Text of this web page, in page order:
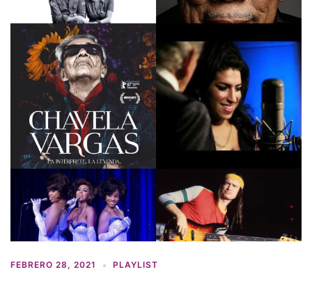
FEBRERO 28, 2021 PLAYLIST